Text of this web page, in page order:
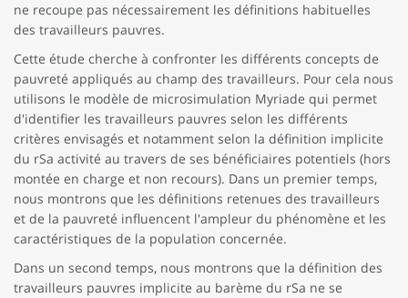
ne recoupe pas nécessairement les définitions habituelles
des travailleurs pauvres.
Cette étude cherche à confronter les différents concepts de
pauvreté appliqués au champ des travailleurs. Pour cela nous
utilisons le modèle de microsimulation Myriade qui permet
d'identifier les travailleurs pauvres selon les différents
critères envisagés et notamment selon la définition implicite
du rSa activité au travers de ses bénéficiaires potentiels (hors
montée en charge et non recours). Dans un premier temps,
nous montrons que les définitions retenues des travailleurs
et de la pauvreté influencent l'ampleur du phénomène et les
caractéristiques de la population concernée.
Dans un second temps, nous montrons que la définition des
travailleurs pauvres implicite au barème du rSa ne se